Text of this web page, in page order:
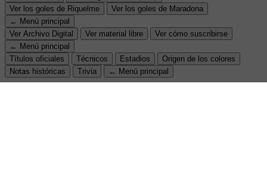
Ver los goles de Riquelme
Ver los goles de Maradona
← Menú principal
Ver Archivo Digital
Ver material libre
Ver cómo suscribirse
← Menú principal
Títulos oficiales
Técnicos Estadios
Origen de los colores
Notas históricas
Trivia ← Menú principal